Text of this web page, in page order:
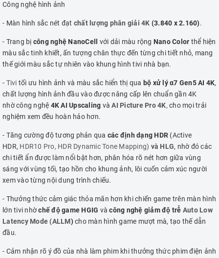
Công nghệ hình ảnh
- Màn hình sắc nét đạt chất lượng phân giải 4K (3.840 x 2.160).
- Trang bị công nghệ NanoCell với dải màu rộng Nano Color thể hiện
màu sắc tinh khiết, ấn tượng chân thực đến từng chi tiết nhỏ, mang
thế giới màu sắc tự nhiên vào khung hình tivi nhà bạn.
- Tivi tối ưu hình ảnh và màu sắc hiển thị qua bộ xử lý α7 Gen5 AI 4K,
chất lượng hình ảnh đầu vào được nâng cấp lên chuẩn gần 4K
nhờ công nghệ 4K AI Upscaling và AI Picture Pro 4K, cho mọi trải
nghiệm xem đều hoàn hảo hơn.
- Tăng cường độ tương phản qua các định dạng HDR (Active
HDR, HDR10 Pro, HDR Dynamic Tone Mapping) và HLG, nhờ đó các
chi tiết ẩn được làm nổi bật hơn, phân hóa rõ nét hơn giữa vùng
sáng với vùng tối, tạo hồn cho khung ảnh, lôi cuốn cảm xúc người
xem vào từng nội dung trình chiếu.
- Thưởng thức cảm giác thỏa mãn hơn khi chiến game trên màn hình
lớn tivi nhờchế độ game HGIG vàcông nghệ giảm độ trễ Auto Low
Latency Mode (ALLM)cho màn hình game mượt mà, tạo thế dẫn
đầu.
- Cảm nhận rõ ý đồ của nhà làm phim khi thưởng thức phim điện ảnh